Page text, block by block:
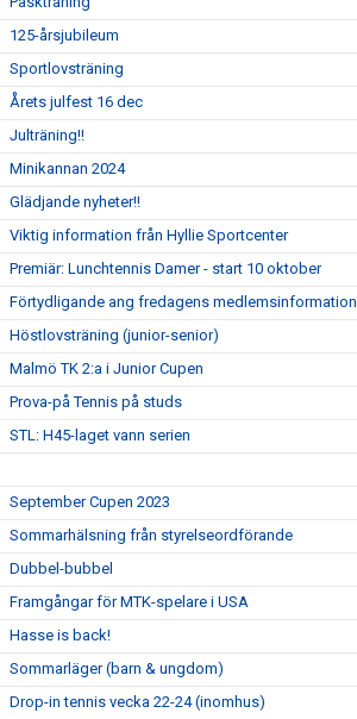
125-årsjubileum
Sportlovsträning
Årets julfest 16 dec
Julträning!!
Minikannan 2024
Glädjande nyheter!!
Viktig information från Hyllie Sportcenter
Premiär: Lunchtennis Damer - start 10 oktober
Förtydligande ang fredagens medlemsinformation
Höstlovsträning (junior-senior)
Malmö TK 2:a i Junior Cupen
Prova-på Tennis på studs
STL: H45-laget vann serien
September Cupen 2023
Sommarhälsning från styrelseordförande
Dubbel-bubbel
Framgångar för MTK-spelare i USA
Hasse is back!
Sommarläger (barn & ungdom)
Drop-in tennis vecka 22-24 (inomhus)